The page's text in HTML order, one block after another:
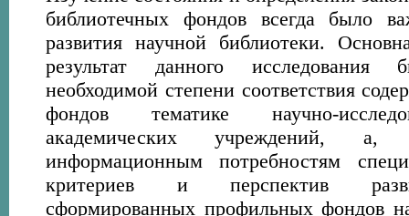
библиотечных фондов всегда было
развития научной библиотеки.
результат данного исследования
необходимой степени соответствия
фондов тематике научно-
академических учреждений, а,
информационным потребностям
критериев и перспектив
сформированных профильных фондов